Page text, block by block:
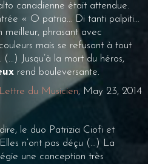
canadienne était attendue.
« O patria… Di tanti palpiti…
meilleur, phrasant avec
mais se refusant à tout
(…) Jusqu’à la mort du héros,
rend bouleversante.
du Musicien, May 23, 2014
le duo Patrizia Ciofi et
n’ont pas déçu (…) La
une conception très